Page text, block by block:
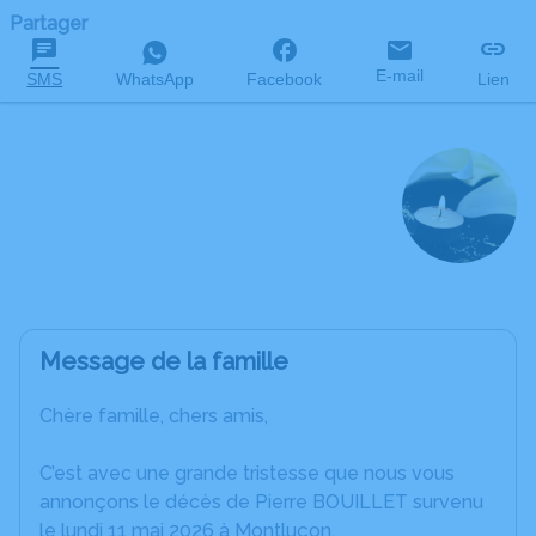
Partager
SMS WhatsApp Facebook E-mail Lien
Message de la famille
Chère famille, chers amis,
C’est avec une grande tristesse que nous vous
annonçons le décès de Pierre BOUILLET survenu
le lundi 11 mai 2026 à Montluçon.